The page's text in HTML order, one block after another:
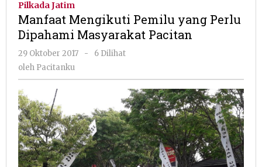
Perlu
Dipahami
Pilkada Jatim
Manfaat Mengikuti Pemilu yang Perlu
Dipahami Masyarakat Pacitan
29 Oktober 2017
oleh
-
6 Dilihat
oleh Pacitanku